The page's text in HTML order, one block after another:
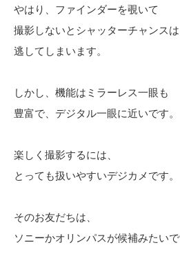
やはり、ファインダーを覗いて
撮影しないとシャッターチャンスは
逃してしまいます。
しかし、機能はミラーレス一眼も
豊富で、デジタル一眼に近いです。
楽しく撮影するには、
とっても扱いやすいデジカメです。
そのお友だちは、
ソニーかオリンパスが候補みたいで